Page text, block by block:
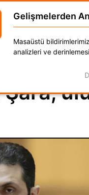
DÜNYA
Kadın Moda
Gelişmelerden
Masaüstü
analizleri ve